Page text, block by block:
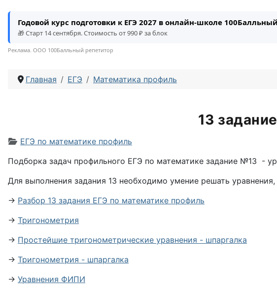
Годовой курс подготовки к ЕГЭ 2027 в онлайн-школе
🎁 Старт 14 сентября. Стоимость от 990 ₽ за блок
Реклама. ООО 100Балльный репетитор
Главная ЕГЭ Математика профиль
13
Информация о материале
ЕГЭ по математике профиль
Подборка задач профильного ЕГЭ по математике задание №13 -
Для выполнения задания 13 необходимо умение решать
→ Разбор 13 задания ЕГЭ по математике профиль
→ Тригонометрия
→ Простейшие тригонометрические уравнения - шпаргалка
→ Тригонометрия - шпаргалка
→ Уравнения ФИПИ